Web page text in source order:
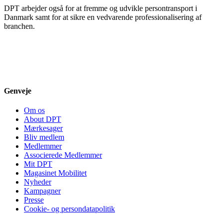
DPT arbejder også for at fremme og udvikle persontransport i
Danmark samt for at sikre en vedvarende professionalisering af
branchen.
Genveje
Om os
About DPT
Mærkesager
Bliv medlem
Medlemmer
Associerede Medlemmer
Mit DPT
Magasinet Mobilitet
Nyheder
Kampagner
Presse
Cookie- og persondatapolitik